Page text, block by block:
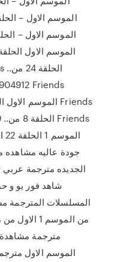
جودة عاليه مشاهده
الجديده مترجمة
شاهد فور يو و
من الموسم